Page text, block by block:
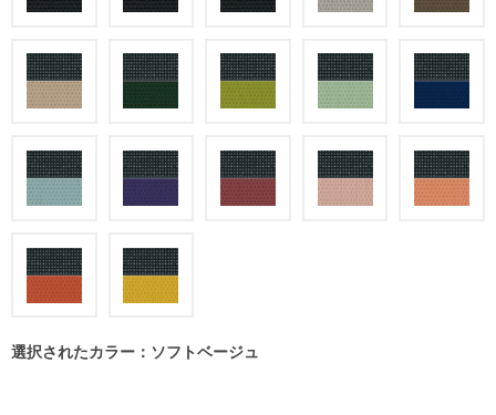
選択されたカラー：ソフトベージュ